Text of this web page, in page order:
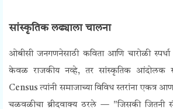
सांस्कृतिक लढ्याला चालना
ओबीसी जनगणनेसाठी कविता आणि चारोळी स्पर्धा
केवळ राजकीय नव्हे, तर सांस्कृतिक आंदोलक
Censusत्यांनी समाजाच्या विविध स्तरांना एकत्र
चळवळीचा ब्रीदवाक्य ठरले — "जिसकी जितनी